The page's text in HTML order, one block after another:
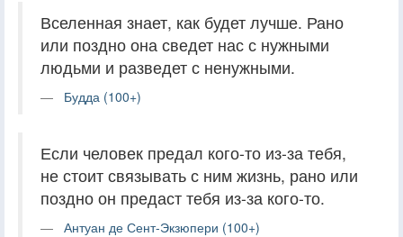
Вселенная знает, как будет лучше. Рано
или поздно она сведет нас с нужными
людьми и разведет с ненужными.
Будда (100+)
Если человек предал кого-то из-за тебя,
не стоит связывать с ним жизнь, рано или
поздно он предаст тебя из-за кого-то.
Антуан де Сент-Экзюпери (100+)